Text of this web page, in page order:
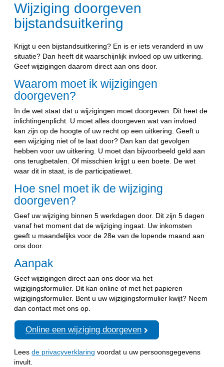
Wijziging doorgeven
bijstandsuitkering
Krijgt u een bijstandsuitkering? En is er iets veranderd in uw
situatie? Dan heeft dit waarschijnlijk invloed op uw uitkering.
Geef wijzigingen daarom direct aan ons door.
Waarom moet ik wijzigingen
doorgeven?
In de wet staat dat u wijzigingen moet doorgeven. Dit heet de
inlichtingenplicht. U moet alles doorgeven wat van invloed
kan zijn op de hoogte of uw recht op een uitkering. Geeft u
een wijziging niet of te laat door? Dan kan dat gevolgen
hebben voor uw uitkering. U moet dan bijvoorbeeld geld aan
ons terugbetalen. Of misschien krijgt u een boete. De wet
waar dit in staat, is de participatiewet.
Hoe snel moet ik de wijziging
doorgeven?
Geef uw wijziging binnen 5 werkdagen door. Dit zijn 5 dagen
vanaf het moment dat de wijziging ingaat. Uw inkomsten
geeft u maandelijks voor de 28e van de lopende maand aan
ons door.
Aanpak
Geef wijzigingen direct aan ons door via het
wijzigingsformulier. Dit kan online of met het papieren
wijzigingsformulier. Bent u uw wijzigingsformulier kwijt? Neem
dan contact met ons op.
Online een wijziging doorgeven
Leesde privacyverklaring voordat u uw persoonsgegevens
invult.